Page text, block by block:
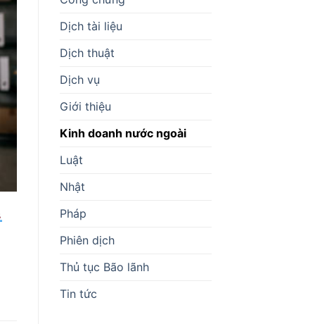
Dịch tài liệu
Dịch thuật
Dịch vụ
Giới thiệu
Kinh doanh nước ngoài
Luật
Nhật
Pháp
Phiên dịch
Thủ tục Bão lãnh
Tin tức